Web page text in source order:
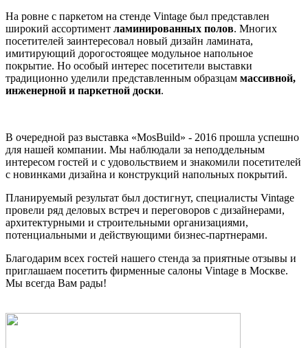
На ровне с паркетом на стенде Vintage был представлен
широкий ассортимент ламинированных полов. Многих
посетителей заинтересовал новый дизайн ламината,
имитирующий дорогостоящее модульное напольное
покрытие. Но особый интерес посетители выставки
традиционно уделили представленным образцам массивной,
инженерной и паркетной доски.
В очередной раз выставка «MosBuild» - 2016 прошла успешно
для нашей компании. Мы наблюдали за неподдельным
интересом гостей и с удовольствием и знакомили посетителей
с новинками дизайна и конструкций напольных покрытий.
Планируемый результат был достигнут, специалисты Vintage
провели ряд деловых встреч и переговоров с дизайнерами,
архитектурными и строительными организациями,
потенциальными и действующими бизнес-партнерами.
Благодарим всех гостей нашего стенда за приятные отзывы и
приглашаем посетить фирменные салоны Vintage в Москве.
Мы всегда Вам рады!